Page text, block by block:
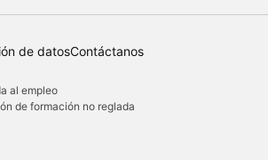
de datosContáctanos
al empleo
de formación no reglada